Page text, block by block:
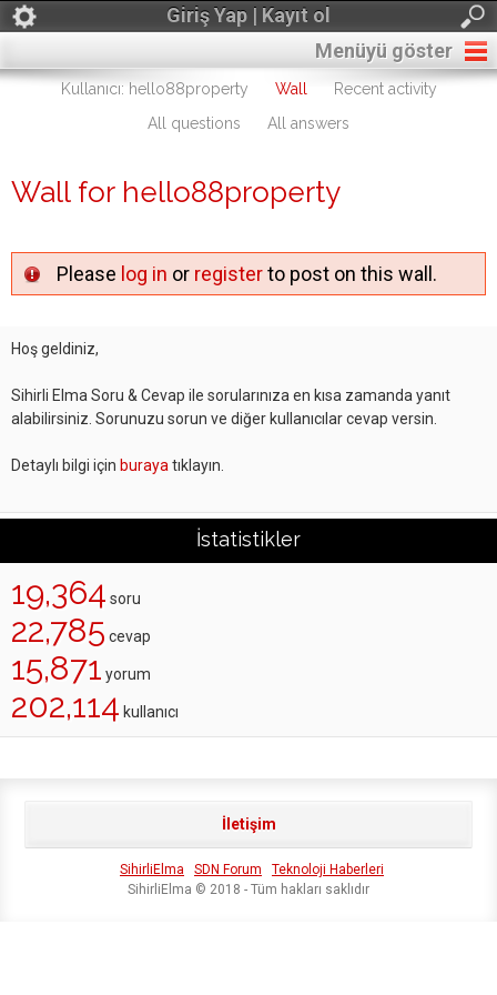
Giriş Yap | Kayıt ol
Menüyü göster
Kullanıcı: hello88property Wall
Recent activity
All questions
All answers
Wall for hello88property
Please log in or registerto post on this wall.
Hoş geldiniz,
Sihirli Elma Soru & Cevap ile sorularınıza en kısa zamanda yanıt
alabilirsiniz. Sorunuzu sorun ve diğer kullanıcılar cevap versin.
Detaylı bilgi için buraya tıklayın.
İstatistikler
19,364 soru
22,785 cevap
15,871 yorum
202,114 kullanıcı
İletişim
SihirliElma SDN Forum
Teknoloji Haberleri
SihirliElma © 2018 - Tüm hakları saklıdır